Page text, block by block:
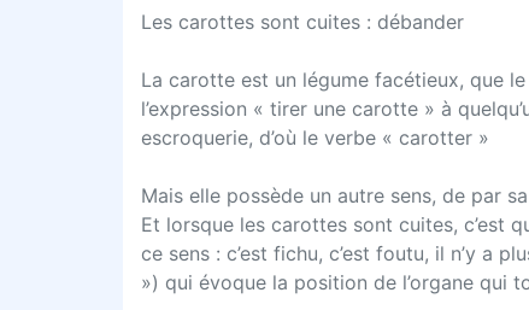
Les carottes sont cuites : débander
La carotte est un légume facétieux, que
l’expression « tirer une carotte » à
escroquerie, d’où le verbe « carotter »
Mais elle possède un autre sens, de par
Et lorsque les carottes sont cuites, c’est
ce sens : c’est fichu, c’est foutu, il n’y a
») qui évoque la position de l’organe qui